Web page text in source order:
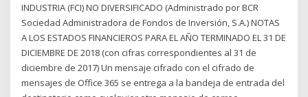
INDUSTRIA (FCI) NO DIVERSIFICADO (Administrado por BCR
Sociedad Administradora de Fondos de Inversión, S.A.) NOTAS
A LOS ESTADOS FINANCIEROS PARA EL AÑO TERMINADO EL 31 DE
DICIEMBRE DE 2018 (con cifras correspondientes al 31 de
diciembre de 2017) Un mensaje cifrado con el cifrado de
mensajes de Office 365 se entrega a la bandeja de entrada del